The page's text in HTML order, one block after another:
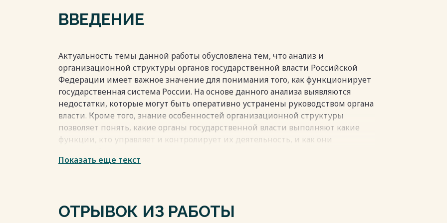
ВВЕДЕНИЕ
Актуальность темы данной работы обусловлена тем, что анализ и
организационной структуры органов государственной власти Российской
Федерации имеет важное значение для понимания того, как функционирует
государственная система России. На основе данного анализа выявляются
недостатки, которые могут быть оперативно устранены руководством органа
власти. Кроме того, знание особенностей организационной структуры
позволяет понять, какие органы государственной власти выполняют какие
функции, кто управляет и контролирует их деятельность, и как они
Изучение организационной структуры органов государственной власти
органы государственной власти сотрудничают с общественностью.
Показать еще текст
ОТРЫВОК ИЗ РАБОТЫ